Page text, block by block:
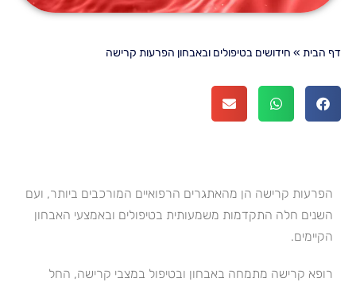
דף הבית » חידושים בטיפולים ובאבחון הפרעות קרישה
הפרעות קרישה הן מהאתגרים הרפואיים המורכבים ביותר, ועם
השנים חלה התקדמות משמעותית בטיפולים ובאמצעי האבחון
הקיימים.
רופא קרישה מתמחה באבחון ובטיפול במצבי קרישה, החל